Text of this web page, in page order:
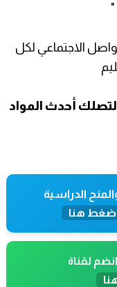
الاجتماعي لكل
لتصلك أحدث المواد
الدراسية
هنا
لقناة